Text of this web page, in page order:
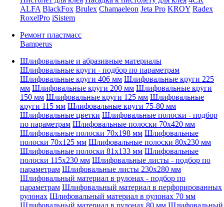
ALFA BlackFox Brulex Chamaeleon Jeta Pro KROY Radex
RoxelPro iSistem
Ремонт пластмасс
Bamperus
Шлифовальные и абразивные материалы
Шлифовальные круги - подбор по параметрам
Шлифовальные круги 406 мм Шлифовальные круги 225
мм Шлифовальные круги 200 мм Шлифовальные круги
150 мм Шлифовальные круги 125 мм Шлифовальные
круги 115 мм Шлифовальные круги 75-80 мм
Шлифовальные цветки Шлифовальные полоски - подбор
по параметрам Шлифовальные полоски 70x420 мм
Шлифовальные полоски 70x198 мм Шлифовальные
полоски 70x125 мм Шлифовальные полоски 80x230 мм
Шлифовальные полоски 81x133 мм Шлифовальные
полоски 115x230 мм Шлифовальные листы - подбор по
параметрам Шлифовальные листы 230x280 мм
Шлифовальный материал в рулонах - подбор по
параметрам Шлифовальный материал в перфорированных
рулонах Шлифовальный материал в рулонах 70 мм
Шлифовальный материал в рулонах 80 мм Шлифовальный